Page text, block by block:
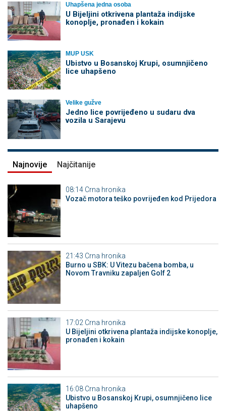
Uhapšena jedna osoba
​U Bijeljini otkrivena plantaža indijske
konoplje, pronađen i kokain
MUP USK
Ubistvo u Bosanskoj Krupi, osumnjičeno
lice uhapšeno
Velike gužve
Јedno lice povrijeđeno u sudaru dva
vozila u Sarajevu
Najnovije Najčitanije
08:14 Crna hronika
Vozač motora teško povrijeđen kod Prijedora
21:43 Crna hronika
Burno u SBK: U Vitezu bačena bomba, u
Novom Travniku zapaljen Golf 2
17:02 Crna hronika
​U Bijeljini otkrivena plantaža indijske konoplje,
pronađen i kokain
16:08 Crna hronika
Ubistvo u Bosanskoj Krupi, osumnjičeno lice
uhapšeno